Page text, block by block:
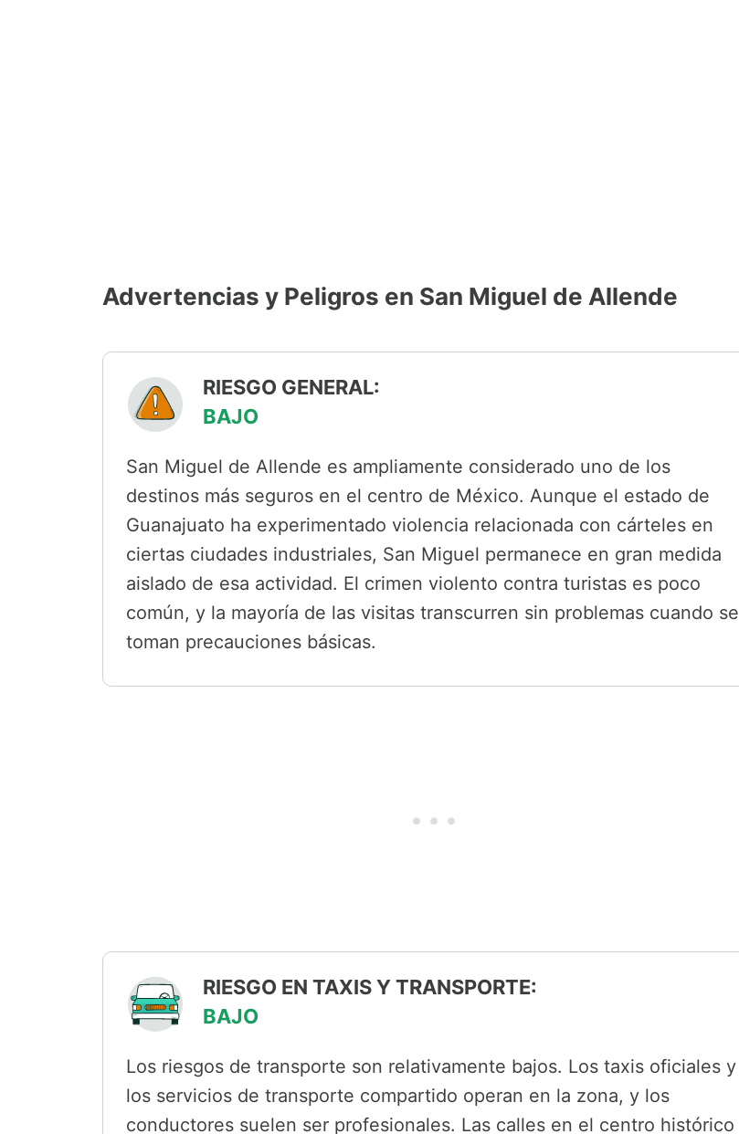
Advertencias y Peligros en San Miguel de Allende
RIESGO GENERAL:
BAJO
San Miguel de Allende es ampliamente considerado uno de los
destinos más seguros en el centro de México. Aunque el estado de
Guanajuato ha experimentado violencia relacionada con cárteles en
ciertas ciudades industriales, San Miguel permanece en gran medida
aislado de esa actividad. El crimen violento contra turistas es poco
común, y la mayoría de las visitas transcurren sin problemas cuando se
toman precauciones básicas.
RIESGO EN TAXIS Y TRANSPORTE:
BAJO
Los riesgos de transporte son relativamente bajos. Los taxis oficiales y
los servicios de transporte compartido operan en la zona, y los
conductores suelen ser profesionales. Las calles en el centro histórico